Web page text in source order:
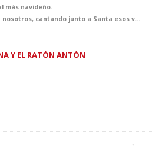
más navideño.
Ilumina estas fiestas con nosotros, cantando junto a Santa esos villancicos que todos conocemos. Totalmente adaptada para su nivel, Jiingle Bells es el regalo ideal para que tus alumnos den la bienvenida a la Navidad.
Y EL RATÓN ANTÓN